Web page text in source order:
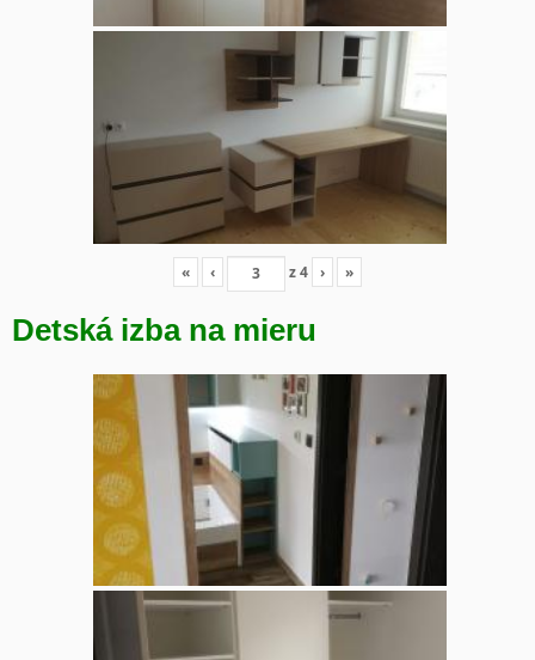
« ‹ z4 › »
Detská izba na mieru